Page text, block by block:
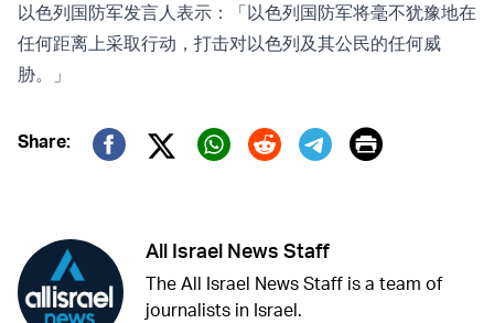
以色列国防军发言人表示：「以色列国防军将毫不犹豫地在
任何距离上采取行动，打击对以色列及其公民的任何威
胁。」
Share:
Twitter (X)
Print
All Israel News Staff
The All Israel News Staff is a team of
journalists in Israel.